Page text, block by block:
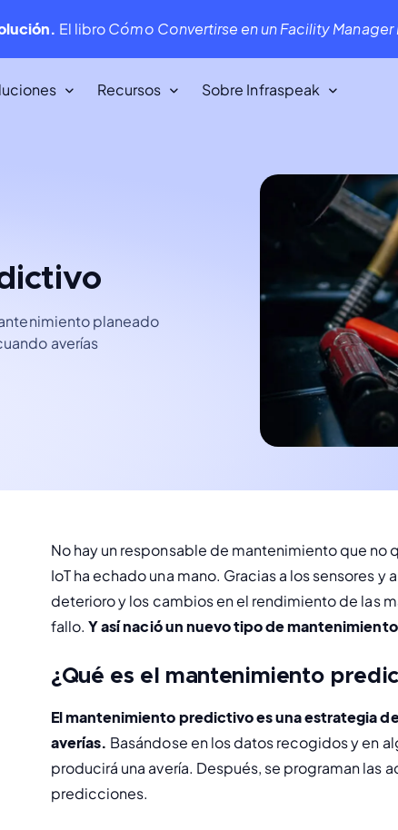
El libroCómo Convertirse en un Facility
Recursos Sobre Infraspeak
para
FM y
Nuestros clientes
Queremos a nuestros clientes. ¡Y ellos a
Todo lo que necesitas saber sobre el
planeado
averías
No hay un responsable de mantenimiento que no
IoT ha echado una mano. Gracias a los sensores
deterioro y los cambios en el rendimiento de las
fallo. Y así nació un nuevo tipo de
¿Qué es el mantenimiento
El mantenimiento predictivo es una estrategia
averías. Basándose en los datos recogidos y en
producirá una avería. Después, se programan
predicciones.